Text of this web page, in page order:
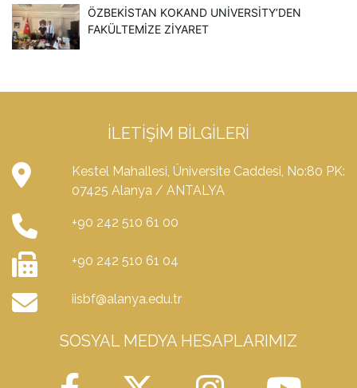
ÖZBEKISTAN KOKAND UNIVERSITY’DEN
FAKÜLTEMIZE ZIYARET
İLETIŞIM BILGILERI
Kestel Mahallesi, Üniversite Caddesi, No:80 PK:
07425 Alanya / ANTALYA
+90 242 510 61 00
+90 242 510 61 04
iisbf@alanya.edu.tr
SOSYAL MEDYA HESAPLARIMIZ